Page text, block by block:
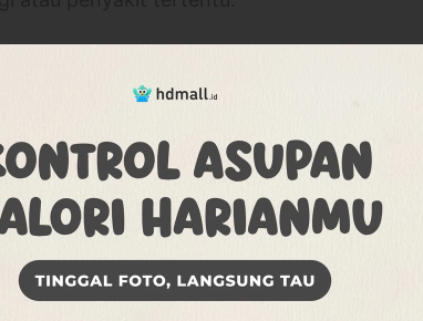
cara injeksi. Perawatan ini
tubuh untuk mengencangkan